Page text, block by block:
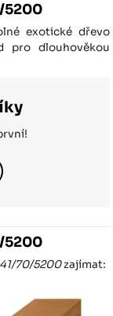
5200
exotické dřevo
pro dlouhověkou
5200
70/5200zajímat: